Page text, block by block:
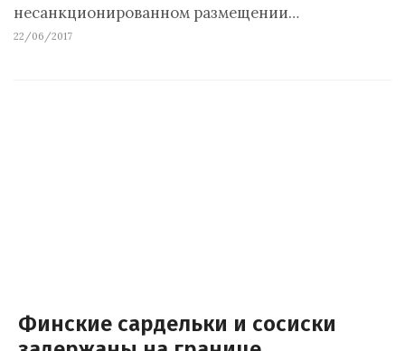
несанкционированном размещении…
22/06/2017
Финские сардельки и сосиски